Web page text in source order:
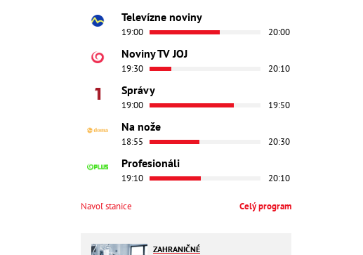
Televízne noviny
19:00 20:00
Noviny TV JOJ
19:30 20:10
Správy
19:00 19:50
Na nože
18:55 20:30
Profesionáli
19:10 20:10
Navoľ stanice Celý program
ZAHRANIČNÉ